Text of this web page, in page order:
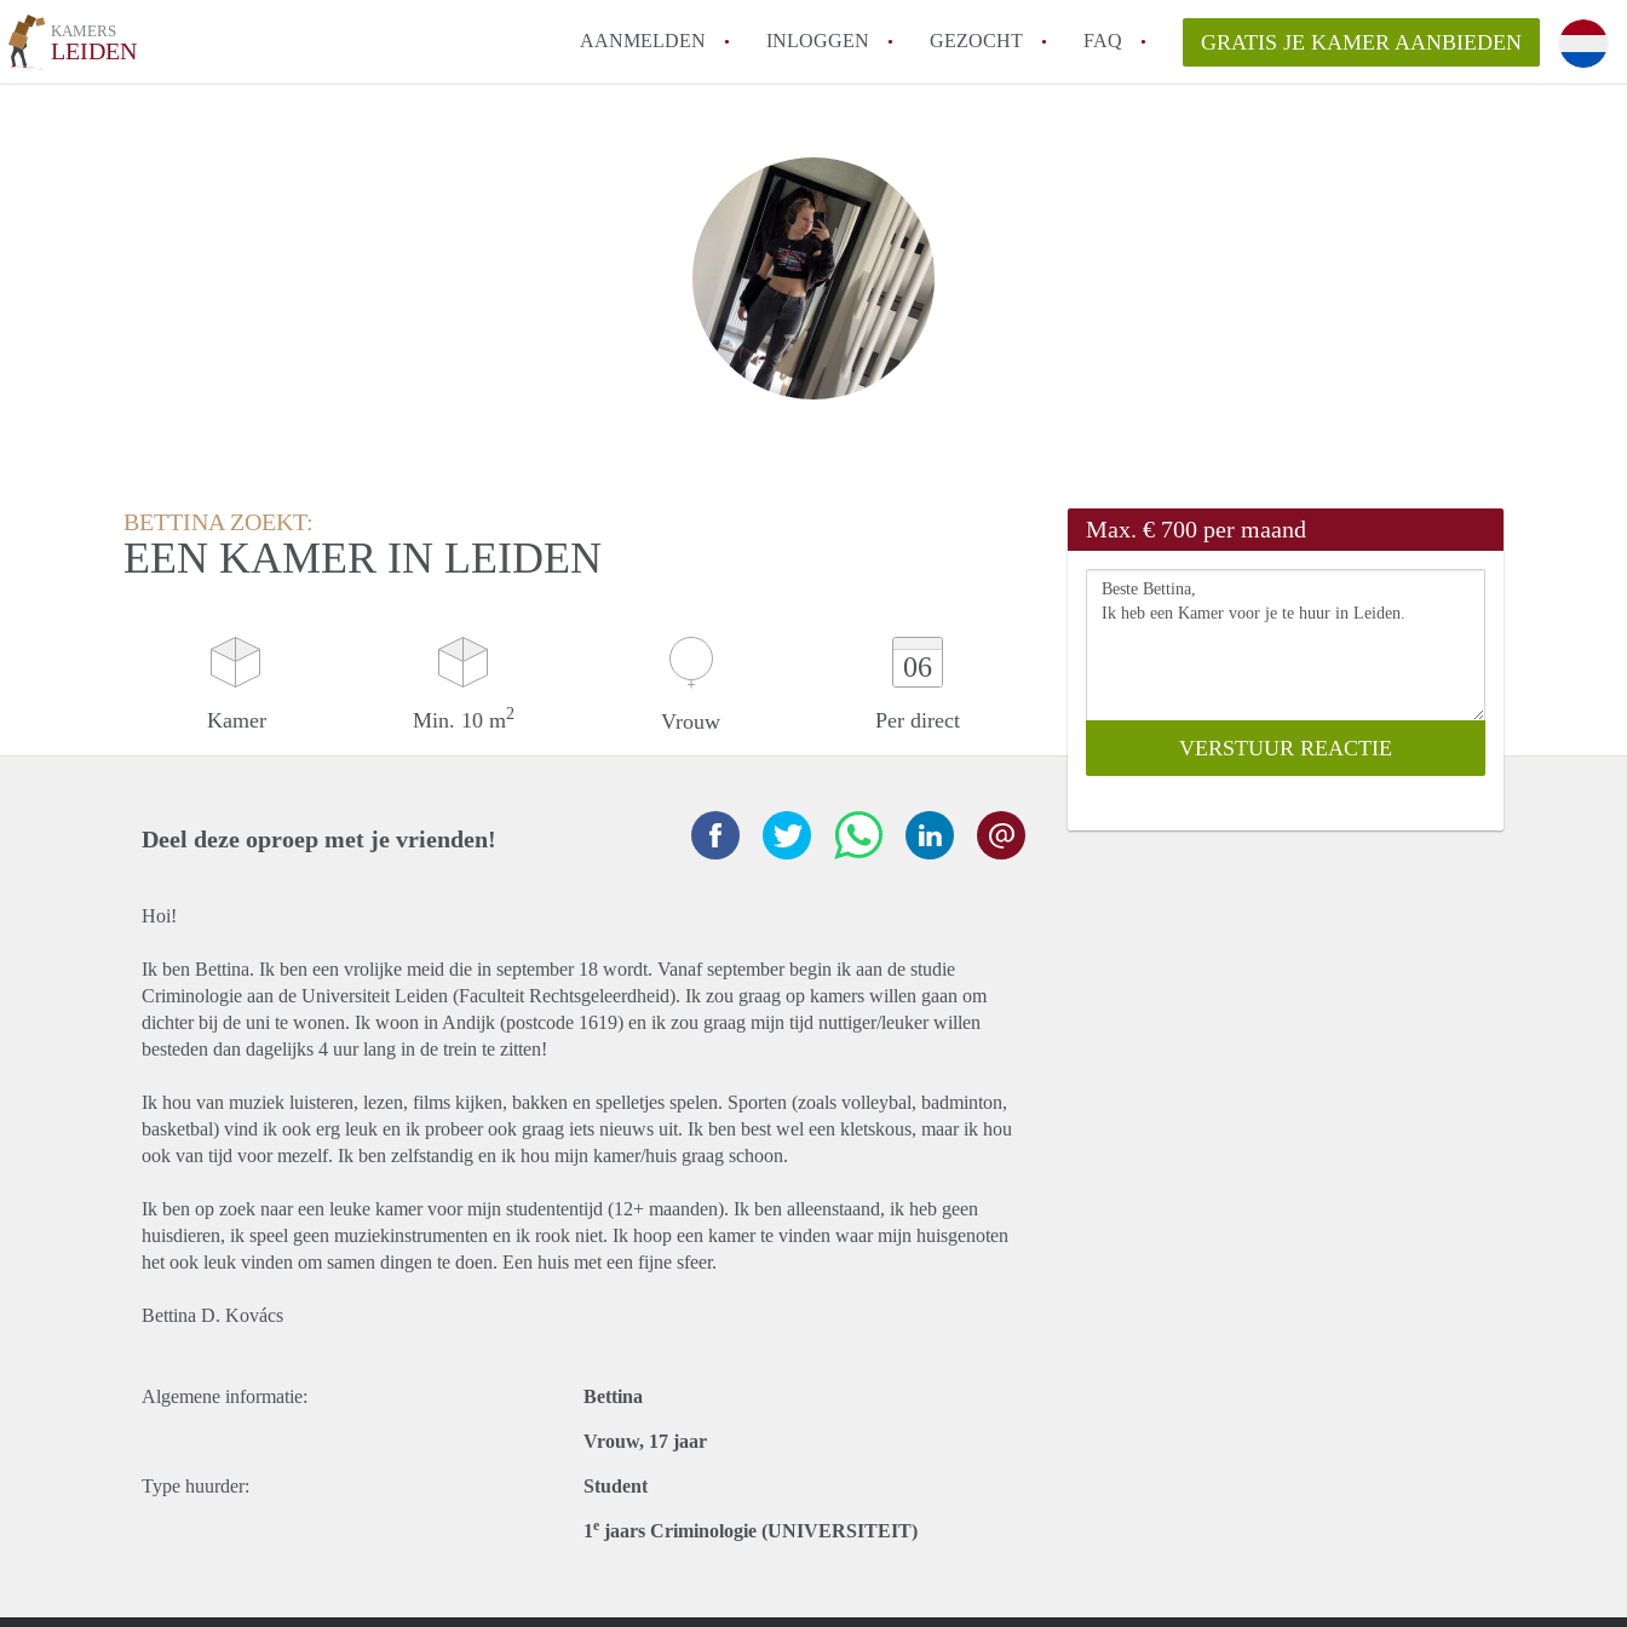
KAMERS
LEIDEN AANMELDEN INLOGGEN GEZOCHT FAQ
Wat is KamersLeiden?
Wat is de privacyverklaring van KamersLeiden?
Berekent KamersLeiden makelaarsvergoeding/bemiddelingsvergoeding?
Alle veelgestelde vragen
GRATIS JE KAMER AANBIEDEN
BETTINA ZOEKT:
EEN KAMER IN LEIDEN
Kamer Min. 10 m2 Vrouw
06
Per direct
Max. € 700 per maand
Deel deze oproep met je vrienden!
Hoi!
Ik ben Bettina. Ik ben een vrolijke meid die in september 18 wordt. Vanaf september begin ik aan de studie
Criminologie aan de Universiteit Leiden (Faculteit Rechtsgeleerdheid). Ik zou graag op kamers willen gaan om
dichter bij de uni te wonen. Ik woon in Andijk (postcode 1619) en ik zou graag mijn tijd nuttiger/leuker willen
besteden dan dagelijks 4 uur lang in de trein te zitten!
Ik hou van muziek luisteren, lezen, films kijken, bakken en spelletjes spelen. Sporten (zoals volleybal, badminton,
basketbal) vind ik ook erg leuk en ik probeer ook graag iets nieuws uit. Ik ben best wel een kletskous, maar ik hou
ook van tijd voor mezelf. Ik ben zelfstandig en ik hou mijn kamer/huis graag schoon.
Ik ben op zoek naar een leuke kamer voor mijn studententijd (12+ maanden). Ik ben alleenstaand, ik heb geen
huisdieren, ik speel geen muziekinstrumenten en ik rook niet. Ik hoop een kamer te vinden waar mijn huisgenoten
het ook leuk vinden om samen dingen te doen. Een huis met een fijne sfeer.
Bettina D. Kovács
Algemene informatie: Bettina
Vrouw, 17 jaar
Type huurder: Student
1e jaars Criminologie (UNIVERSITEIT)